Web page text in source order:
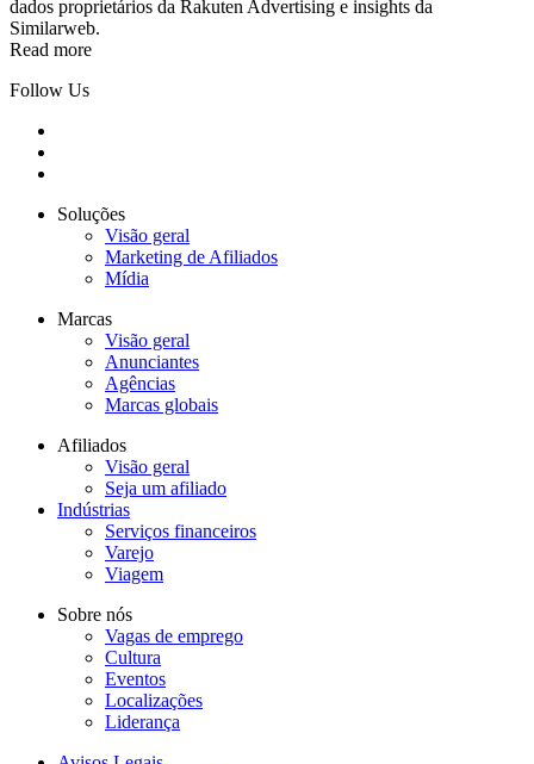
dados proprietários da Rakuten Advertising e insights da
Similarweb.
Read more
Follow Us
Soluções
Visão geral
Marketing de Afiliados
Mídia
Marcas
Visão geral
Anunciantes
Agências
Marcas globais
Afiliados
Visão geral
Seja um afiliado
Indústrias
Serviços financeiros
Varejo
Viagem
Sobre nós
Vagas de emprego
Cultura
Eventos
Localizações
Liderança